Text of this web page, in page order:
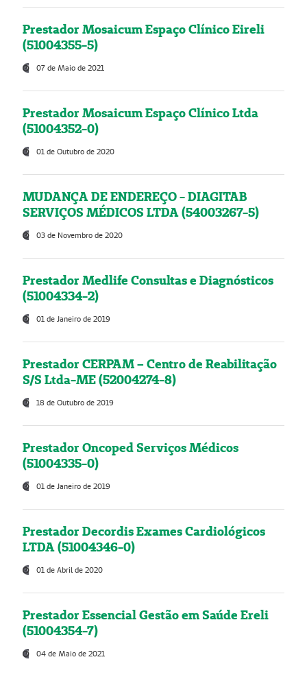
Prestador Mosaicum Espaço Clínico Eireli
(51004355-5)
07 de Maio de 2021
Prestador Mosaicum Espaço Clínico Ltda
(51004352-0)
01 de Outubro de 2020
MUDANÇA DE ENDEREÇO - DIAGITAB
SERVIÇOS MÉDICOS LTDA (54003267-5)
03 de Novembro de 2020
Prestador Medlife Consultas e Diagnósticos
(51004334-2)
01 de Janeiro de 2019
Prestador CERPAM – Centro de Reabilitação
S/S Ltda-ME (52004274-8)
18 de Outubro de 2019
Prestador Oncoped Serviços Médicos
(51004335-0)
01 de Janeiro de 2019
Prestador Decordis Exames Cardiológicos
LTDA (51004346-0)
01 de Abril de 2020
Prestador Essencial Gestão em Saúde Ereli
(51004354-7)
04 de Maio de 2021